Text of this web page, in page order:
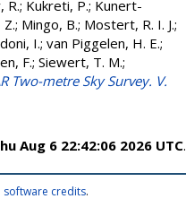
R.; Kukreti, P.; Kunert-
; Mingo, B.; Mostert, R. I. J.;
I.; van Piggelen, H. E.;
F.; Siewert, T. M.;
Two-metre Sky Survey. V.
Aug 6 22:42:06 2026 UTC.
credits.